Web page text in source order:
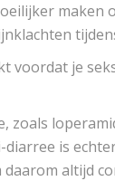
maken
voordat je
zoals
is
altijd